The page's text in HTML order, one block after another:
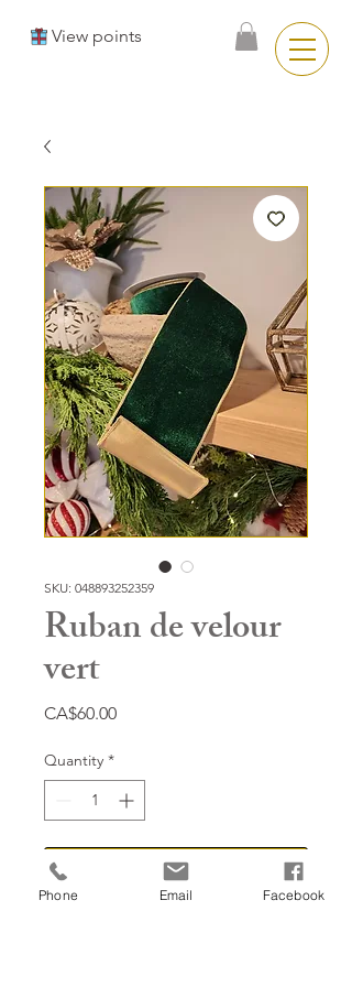
View points
SKU: 048893252359
Ruban de velour
vert
CA$60.00Price
Quantity *
Add to Cart
Phone Email Facebook